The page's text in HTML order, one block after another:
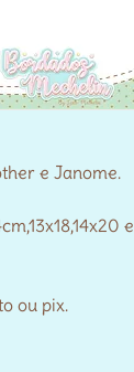
e Janome.
e
ou pix.